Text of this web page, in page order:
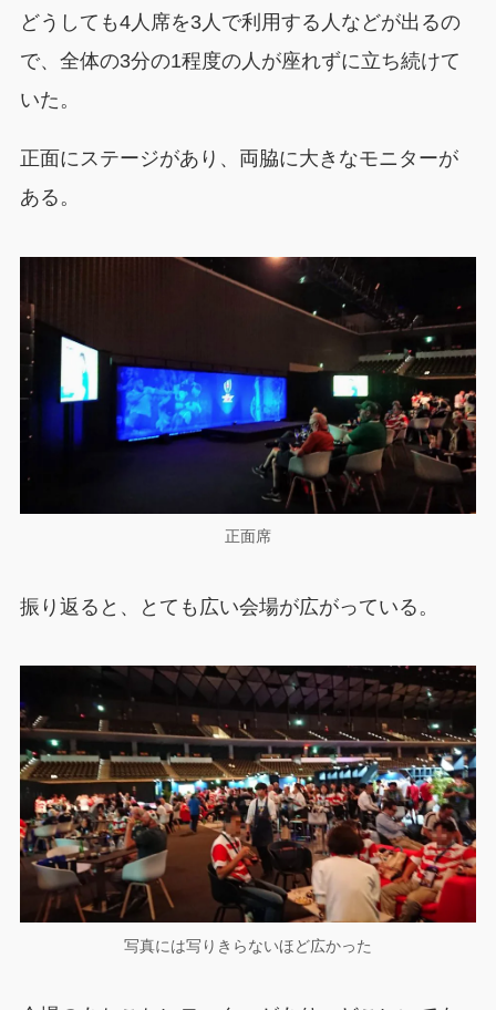
どうしても4人席を3人で利用する人などが出るの
で、全体の3分の1程度の人が座れずに立ち続けて
いた。
正面にステージがあり、両脇に大きなモニターが
ある。
正面席
振り返ると、とても広い会場が広がっている。
写真には写りきらないほど広かった